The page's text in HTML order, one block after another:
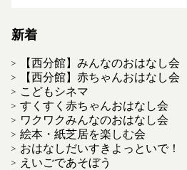
新着
【西分館】みんなのおはなし会
【西分館】赤ちゃんおはなし会
こどもシネマ
すくすく赤ちゃんおはなし会
ワクワクみんなのおはなし会
絵本・紙芝居を楽しむ会
おはなしだいすきよっといで！
えいごであそぼう